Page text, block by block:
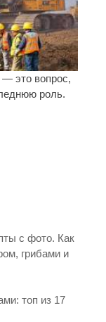
— это вопрос,
роль.
с фото. Как
грибами и
топ из 17